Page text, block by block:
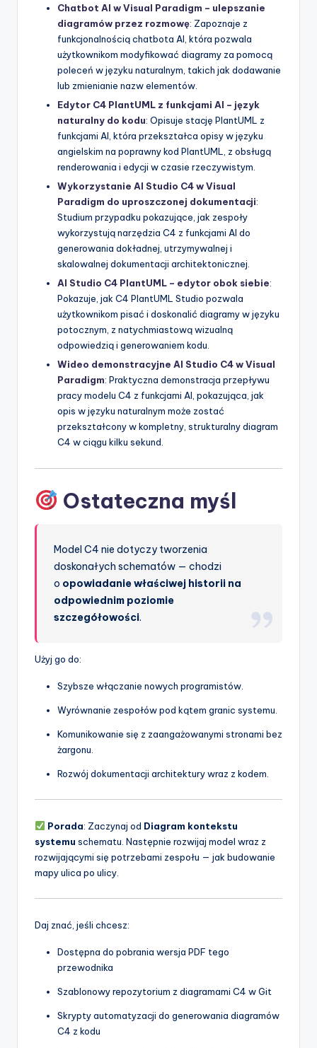
Chatbot AI w Visual Paradigm – ulepszanie
diagramów przez rozmowę: Zapoznaje z
funkcjonalnością chatbota AI, która pozwala
użytkownikom modyfikować diagramy za pomocą
poleceń w języku naturalnym, takich jak dodawanie
lub zmienianie nazw elementów.
Edytor C4 PlantUML z funkcjami AI – język
naturalny do kodu: Opisuje stację PlantUML z
funkcjami AI, która przekształca opisy w języku
angielskim na poprawny kod PlantUML, z obsługą
renderowania i edycji w czasie rzeczywistym.
Wykorzystanie AI Studio C4 w Visual
Paradigm do uproszczonej dokumentacji:
Studium przypadku pokazujące, jak zespoły
wykorzystują narzędzia C4 z funkcjami AI do
generowania dokładnej, utrzymywalnej i
skalowalnej dokumentacji architektonicznej.
AI Studio C4 PlantUML – edytor obok siebie:
Pokazuje, jak C4 PlantUML Studio pozwala
użytkownikom pisać i doskonalić diagramy w języku
potocznym, z natychmiastową wizualną
odpowiedzią i generowaniem kodu.
Wideo demonstracyjne AI Studio C4 w Visual
Paradigm: Praktyczna demonstracja przepływu
pracy modelu C4 z funkcjami AI, pokazująca, jak
opis w języku naturalnym może zostać
przekształcony w kompletny, strukturalny diagram
C4 w ciągu kilku sekund.
Ostateczna myśl
Model C4 nie dotyczy tworzenia
doskonałych schematów — chodzi
o opowiadanie właściwej historii na
odpowiednim poziomie
szczegółowości.
Użyj go do:
Szybsze włączanie nowych programistów.
Wyrównanie zespołów pod kątem granic systemu.
Komunikowanie się z zaangażowanymi stronami bez
żargonu.
Rozwój dokumentacji architektury wraz z kodem.
Porada: Zaczynaj od Diagram kontekstu
systemu schematu. Następnie rozwijaj model wraz z
rozwijającymi się potrzebami zespołu — jak budowanie
mapy ulica po ulicy.
Daj znać, jeśli chcesz:
Dostępna do pobrania wersja PDF tego
przewodnika
Szablonowy repozytorium z diagramami C4 w Git
Skrypty automatyzacji do generowania diagramów
C4 z kodu